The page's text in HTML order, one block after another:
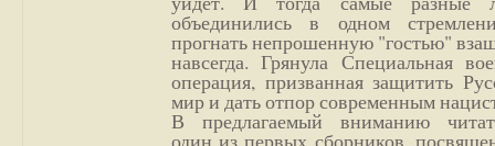
объединились в одном
прогнать непрошенную "гостью"
навсегда. Грянула Специальная
операция, призванная защитить
мир и дать отпор современным
В предлагаемый вниманию
один из первых сборников,